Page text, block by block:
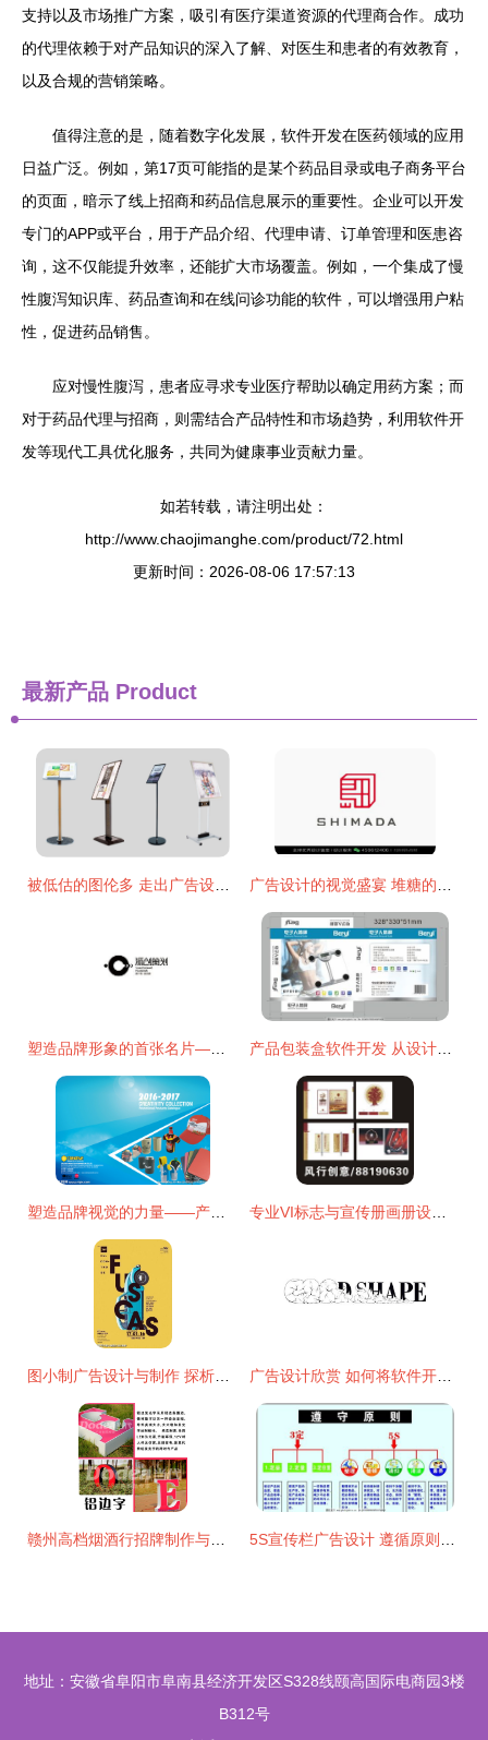
支持以及市场推广方案，吸引有医疗渠道资源的代理商合作。成功
的代理依赖于对产品知识的深入了解、对医生和患者的有效教育，
以及合规的营销策略。
值得注意的是，随着数字化发展，软件开发在医药领域的应用
日益广泛。例如，第17页可能指的是某个药品目录或电子商务平台
的页面，暗示了线上招商和药品信息展示的重要性。企业可以开发
专门的APP或平台，用于产品介绍、代理申请、订单管理和医患咨
询，这不仅能提升效率，还能扩大市场覆盖。例如，一个集成了慢
性腹泻知识库、药品查询和在线问诊功能的软件，可以增强用户粘
性，促进药品销售。
应对慢性腹泻，患者应寻求专业医疗帮助以确定用药方案；而
对于药品代理与招商，则需结合产品特性和市场趋势，利用软件开
发等现代工具优化服务，共同为健康事业贡献力量。
如若转载，请注明出处：
http://www.chaojimanghe.com/product/72.html
更新时间：2026-08-06 17:57:13
最新产品 Product
地址：安徽省阜阳市阜南县经济开发区S328线颐高国际电商园3楼
B312号